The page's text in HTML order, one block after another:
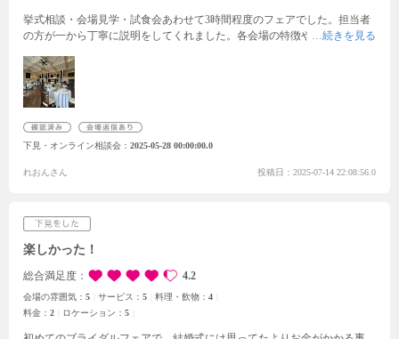
挙式相談・会場見学・試食会あわせて3時間程度のフェアでした。担当者
の方が一から丁寧に説明をしてくれました。各会場の特徴やメリットデメ
ネームプレートまで私達の名前にしてくれていて驚きました。チャペルや
披露宴会場だけでなく受付スペースも待合室も階段もすべてがお洒落でど
こに行ってもワクワクしました。一番気になっていたチャペルでは扉が開
テンをおろして両親へのムービーサプライズも見せていただきました。披
露宴会場に入る際には、当日はブーケ片手に歩くので。とサプライズで可
です。2階からの入場では会場を上から見渡せるスペースもあり、当日こ
しながら見学しました。また、絶対条件だったペットもチャペル、披露宴
会場ともにOKでした。試食をしたお料理も美味しかったです。会場は思
では噂で聞いていたより安いなと思い1つずつ確認してみるとグレードが
低く少しずつアレンジしていくと100万以上金額アップし、他の式場見学
にも行くと伝えていましたが今日契約すれば150万ほど？お得だと言わ
下見・オンライン相談会 2025-05-28 00:00:00.0
れおんさん 投稿日：2025-07-14 22:08:56.0
楽しかった！
総合満足度 4.2
会場の雰囲気： 5 サービス： 5 料理・飲物： 4
料金： 2 ロケーション： 5